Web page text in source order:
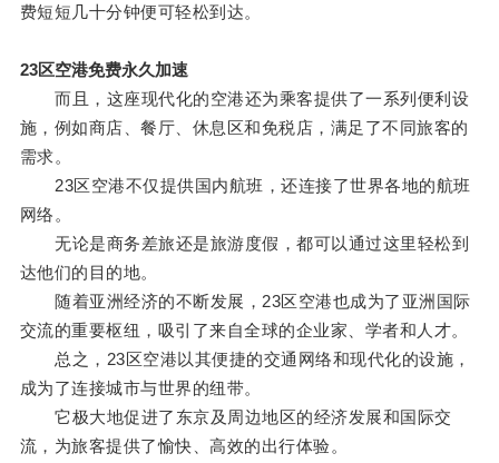
费短短几十分钟便可轻松到达。
23区空港免费永久加速
而且，这座现代化的空港还为乘客提供了一系列便利设
施，例如商店、餐厅、休息区和免税店，满足了不同旅客的
需求。
23区空港不仅提供国内航班，还连接了世界各地的航班
网络。
无论是商务差旅还是旅游度假，都可以通过这里轻松到
达他们的目的地。
随着亚洲经济的不断发展，23区空港也成为了亚洲国际
交流的重要枢纽，吸引了来自全球的企业家、学者和人才。
总之，23区空港以其便捷的交通网络和现代化的设施，
成为了连接城市与世界的纽带。
它极大地促进了东京及周边地区的经济发展和国际交
流，为旅客提供了愉快、高效的出行体验。